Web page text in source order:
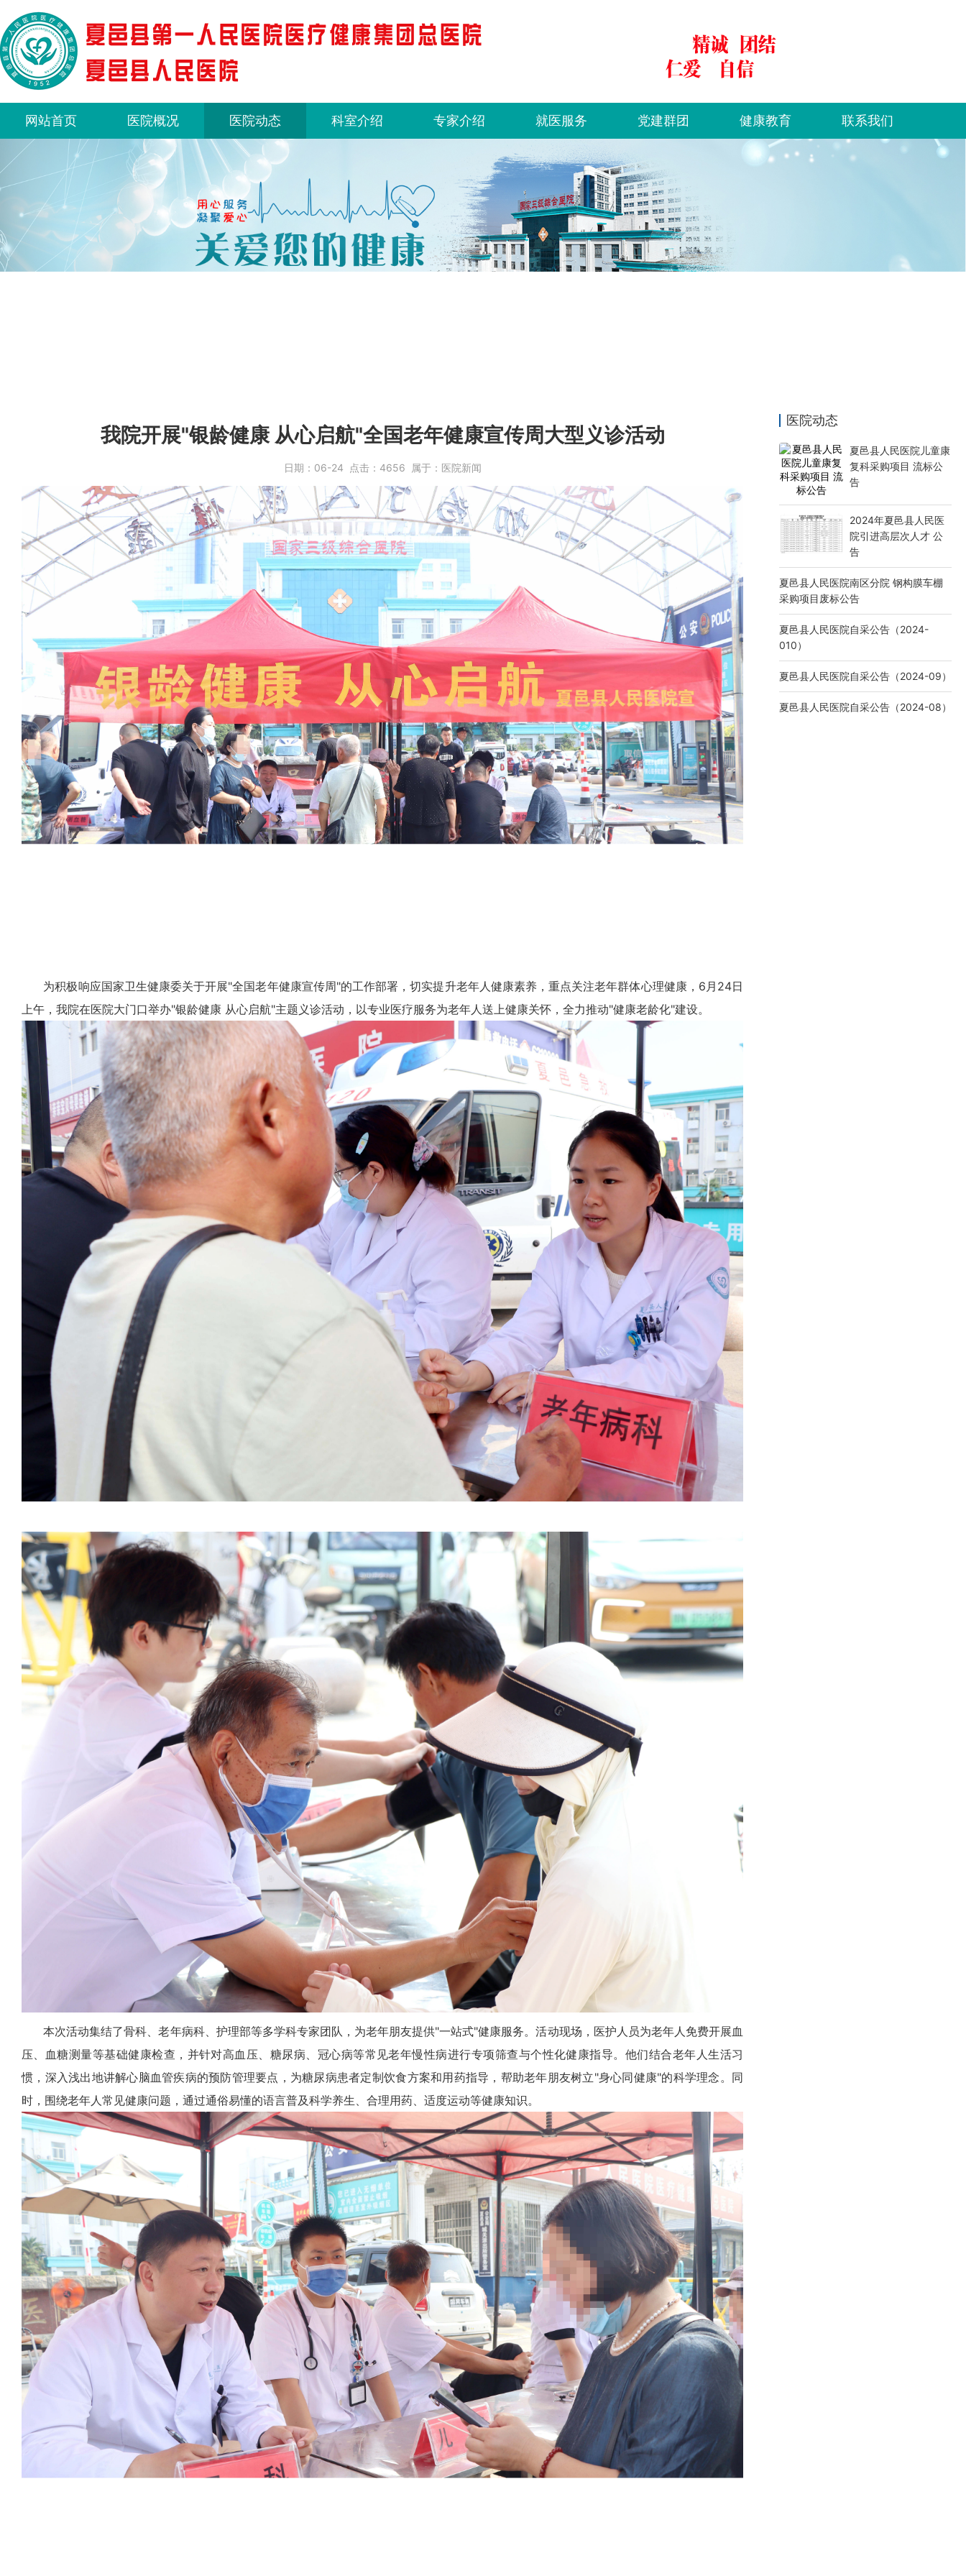
网站首页 医院概况 医院动态 科室介绍 专家介绍 就医服务 党建群团 健康教育 联系我们
医院动态
夏邑县人民医院儿童康
复科采购项目 流标公
告
2024年夏邑县人民医
院引进高层次人才 公
告
夏邑县人民医院南区分院 钢构膜车棚
采购项目废标公告
夏邑县人民医院自采公告（2024-
010）
夏邑县人民医院自采公告（2024-09）
夏邑县人民医院自采公告（2024-08）
我院开展"银龄健康 从心启航"全国老年健康宣传周大型义诊活动
日期： 06-24 点击： 4656 属于： 医院新闻
为积极响应国家卫生健康委关于开展"全国老年健康宣传周"的工作部署，切实提升老年人健康素养，重点关注老年群体心理健康，6月24日
上午，我院在医院大门口举办"银龄健康 从心启航"主题义诊活动，以专业医疗服务为老年人送上健康关怀，全力推动"健康老龄化"建设。
本次活动集结了骨科、老年病科、护理部等多学科专家团队，为老年朋友提供"一站式"健康服务。活动现场，医护人员为老年人免费开展血
压、血糖测量等基础健康检查，并针对高血压、糖尿病、冠心病等常见老年慢性病进行专项筛查与个性化健康指导。他们结合老年人生活习
惯，深入浅出地讲解心脑血管疾病的预防管理要点，为糖尿病患者定制饮食方案和用药指导，帮助老年朋友树立"身心同健康"的科学理念。同
时，围绕老年人常见健康问题，通过通俗易懂的语言普及科学养生、合理用药、适度运动等健康知识。